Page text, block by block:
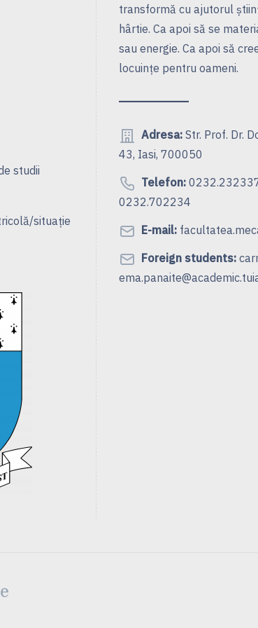
studii
situație
transformă cu ajutorul
hârtie. Ca apoi să se
sau energie. Ca apoi să
locuinţe pentru oameni.
Adresa:Str. Prof. Dr.
43, Iasi, 700050
Telefon:0232.232337, 0232.702192,
0232.702234
E-mail:
Foreign students:carmen-